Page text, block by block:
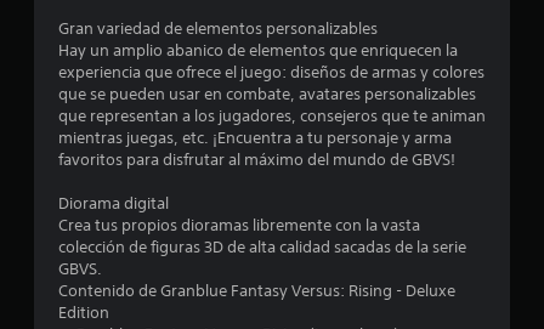
e
l
l
s
d
Gran variedad de elementos personalizables
Hay un amplio abanico de elementos que enriquecen la
experiencia que ofrece el juego: diseños de armas y colores
que se pueden usar en combate, avatares personalizables
que representan a los jugadores, consejeros que te animan
mientras juegas, etc. ¡Encuentra a tu personaje y arma
favoritos para disfrutar al máximo del mundo de GBVS!
Diorama digital
Crea tus propios dioramas libremente con la vasta
colección de figuras 3D de alta calidad sacadas de la serie
GBVS.
Contenido de Granblue Fantasy Versus: Rising - Deluxe
Edition